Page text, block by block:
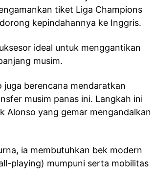
tiket Liga Champions
kepindahannya ke Inggris.
ideal untuk menggantikan
musim.
berencana mendaratkan
musim panas ini. Langkah ini
Alonso yang gemar mengandalkan
ia membutuhkan bek modern
playing) mumpuni serta mobilitas